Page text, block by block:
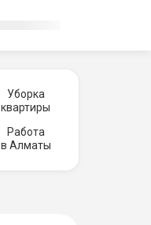
Уборка
квартиры
Работа
в Алматы